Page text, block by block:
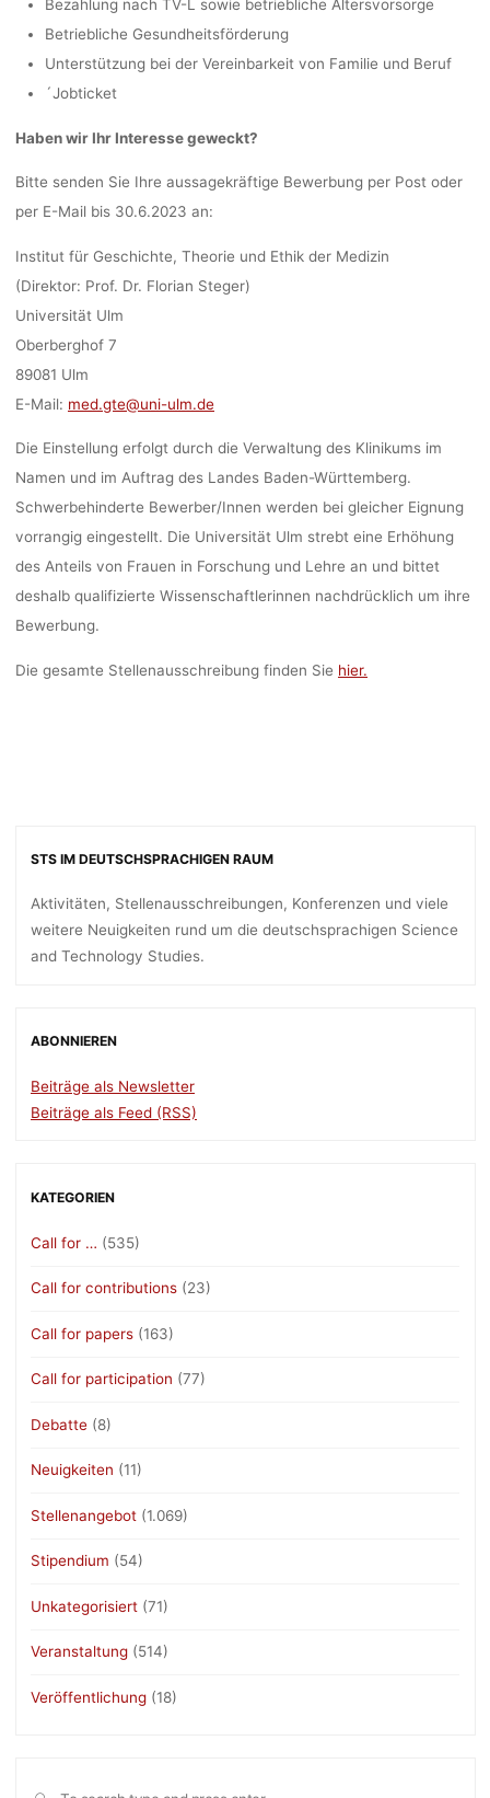
Bezahlung nach TV-L sowie betriebliche Altersvorsorge
Betriebliche Gesundheitsförderung
Unterstützung bei der Vereinbarkeit von Familie und Beruf
´Jobticket
Haben wir Ihr Interesse geweckt?
Bitte senden Sie Ihre aussagekräftige Bewerbung per Post oder
per E-Mail bis 30.6.2023 an:
Institut für Geschichte, Theorie und Ethik der Medizin
(Direktor: Prof. Dr. Florian Steger)
Universität Ulm
Oberberghof 7
89081 Ulm
E-Mail: med.gte@uni-ulm.de
Die Einstellung erfolgt durch die Verwaltung des Klinikums im
Namen und im Auftrag des Landes Baden-Württemberg.
Schwerbehinderte Bewerber/Innen werden bei gleicher Eignung
vorrangig eingestellt. Die Universität Ulm strebt eine Erhöhung
des Anteils von Frauen in Forschung und Lehre an und bittet
deshalb qualifizierte Wissenschaftlerinnen nachdrücklich um ihre
Bewerbung.
Die gesamte Stellenausschreibung finden Sie hier.
STS IM DEUTSCHSPRACHIGEN RAUM
Aktivitäten, Stellenausschreibungen, Konferenzen und viele
weitere Neuigkeiten rund um die deutschsprachigen Science
and Technology Studies.
ABONNIEREN
Beiträge als Newsletter
Beiträge als Feed (RSS)
KATEGORIEN
Call for … (535)
Call for contributions (23)
Call for papers (163)
Call for participation (77)
Debatte (8)
Neuigkeiten (11)
Stellenangebot (1.069)
Stipendium (54)
Unkategorisiert (71)
Veranstaltung (514)
Veröffentlichung (18)